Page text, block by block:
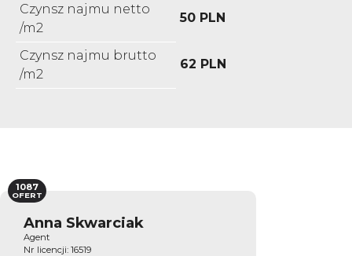
Czynsz najmu netto
/m2
50 PLN
Czynsz najmu brutto
/m2
62 PLN
Anna Skwarciak
Agent
Nr licencji: 16519
1087
OFERT